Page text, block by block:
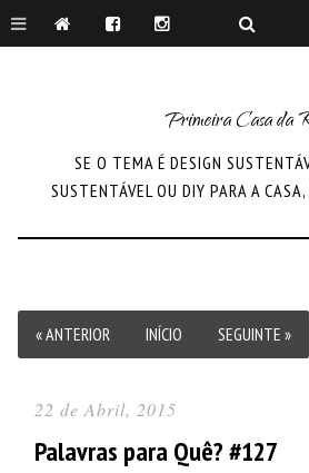
Primeira Casa da
SE O TEMA É DESIGN
SUSTENTÁVEL OU DIY PARA A
« ANTERIOR INÍCIO SEGUINTE »
22 de Abril, 2015
Palavras para Quê? #127